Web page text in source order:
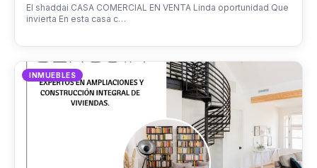
El shaddai CASA COMERCIAL EN VENTA Linda oportunidad Que
invierta En esta casa c…
INMUEBLES